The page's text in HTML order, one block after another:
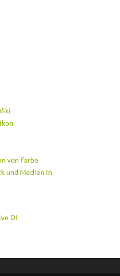
von Farbe
und Medien in
DI